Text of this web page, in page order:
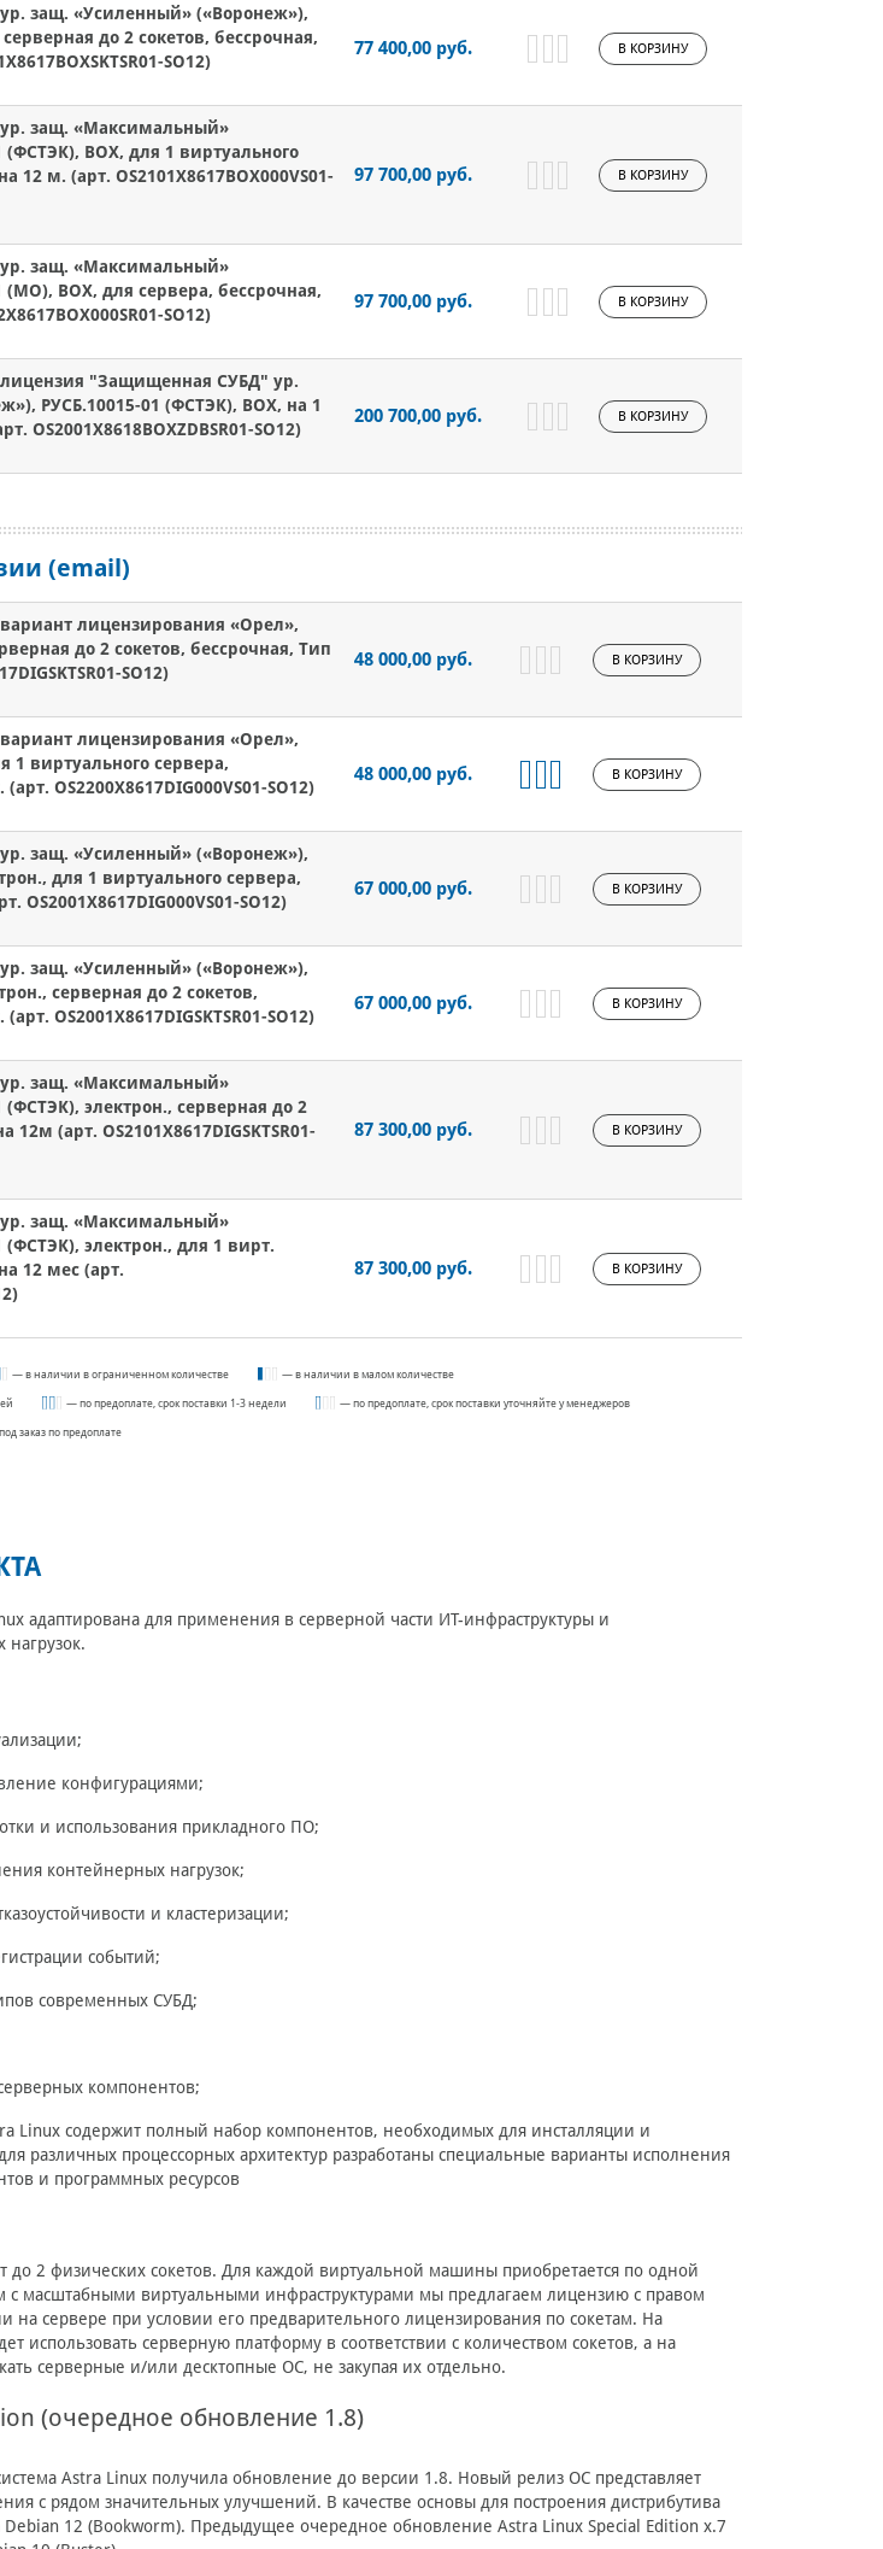
защ. «Усиленный» («Воронеж»),
до 2 сокетов, бессрочная,
SO12)
77 400,00 руб. В КОРЗИНУ
ур. защ. «Максимальный»
BOX, для 1 виртуального
12 м. (арт. OS2101X8617BOX000VS01-
97 700,00 руб. В КОРЗИНУ
ур. защ. «Максимальный»
BOX, для сервера, бессрочная,
SO12)
97 700,00 руб. В КОРЗИНУ
лицензия "Защищенная СУБД" ур.
РУСБ.10015-01 (ФСТЭК), BOX, на 1
OS2001X8618BOXZDBSR01-SO12)
200 700,00 руб. В КОРЗИНУ
(email)
лицензирования «Орел»,
до 2 сокетов, бессрочная, Тип
SO12)
48 000,00 руб. В КОРЗИНУ
лицензирования «Орел»,
1 виртуального сервера,
OS2200X8617DIG000VS01-SO12)
48 000,00 руб. В КОРЗИНУ
защ. «Усиленный» («Воронеж»),
для 1 виртуального сервера,
OS2001X8617DIG000VS01-SO12)
67 000,00 руб. В КОРЗИНУ
защ. «Усиленный» («Воронеж»),
серверная до 2 сокетов,
OS2001X8617DIGSKTSR01-SO12)
67 000,00 руб. В КОРЗИНУ
ур. защ. «Максимальный»
электрон., серверная до 2
12м (арт. OS2101X8617DIGSKTSR01-
87 300,00 руб. В КОРЗИНУ
ур. защ. «Максимальный»
электрон., для 1 вирт.
12 мес (арт.
87 300,00 руб. В КОРЗИНУ
— в наличии в ограниченном количестве — в наличии в малом количестве
— по предоплате, срок поставки 1-3 недели — по предоплате, срок поставки уточняйте у менеджеров
заказ по предоплате
адаптирована для применения в серверной части ИТ-инфраструктуры и
нагрузок.
конфигурациями;
и использования прикладного ПО;
контейнерных нагрузок;
и кластеризации;
событий;
современных СУБД;
компонентов;
Linux содержит полный набор компонентов, необходимых для инсталляции и
различных процессорных архитектур разработаны специальные варианты исполнения
и программных ресурсов
до 2 физических сокетов. Для каждой виртуальной машины приобретается по одной
с масштабными виртуальными инфраструктурами мы предлагаем лицензию с правом
на сервере при условии его предварительного лицензирования по сокетам. На
использовать серверную платформу в соответствии с количеством сокетов, а на
серверные и/или десктопные ОС, не закупая их отдельно.
(очередное обновление 1.8)
Astra Linux получила обновление до версии 1.8. Новый релиз ОС представляет
с рядом значительных улучшений. В качестве основы для построения дистрибутива
Debian 12 (Bookworm). Предыдущее очередное обновление Astra Linux Special Edition x.7